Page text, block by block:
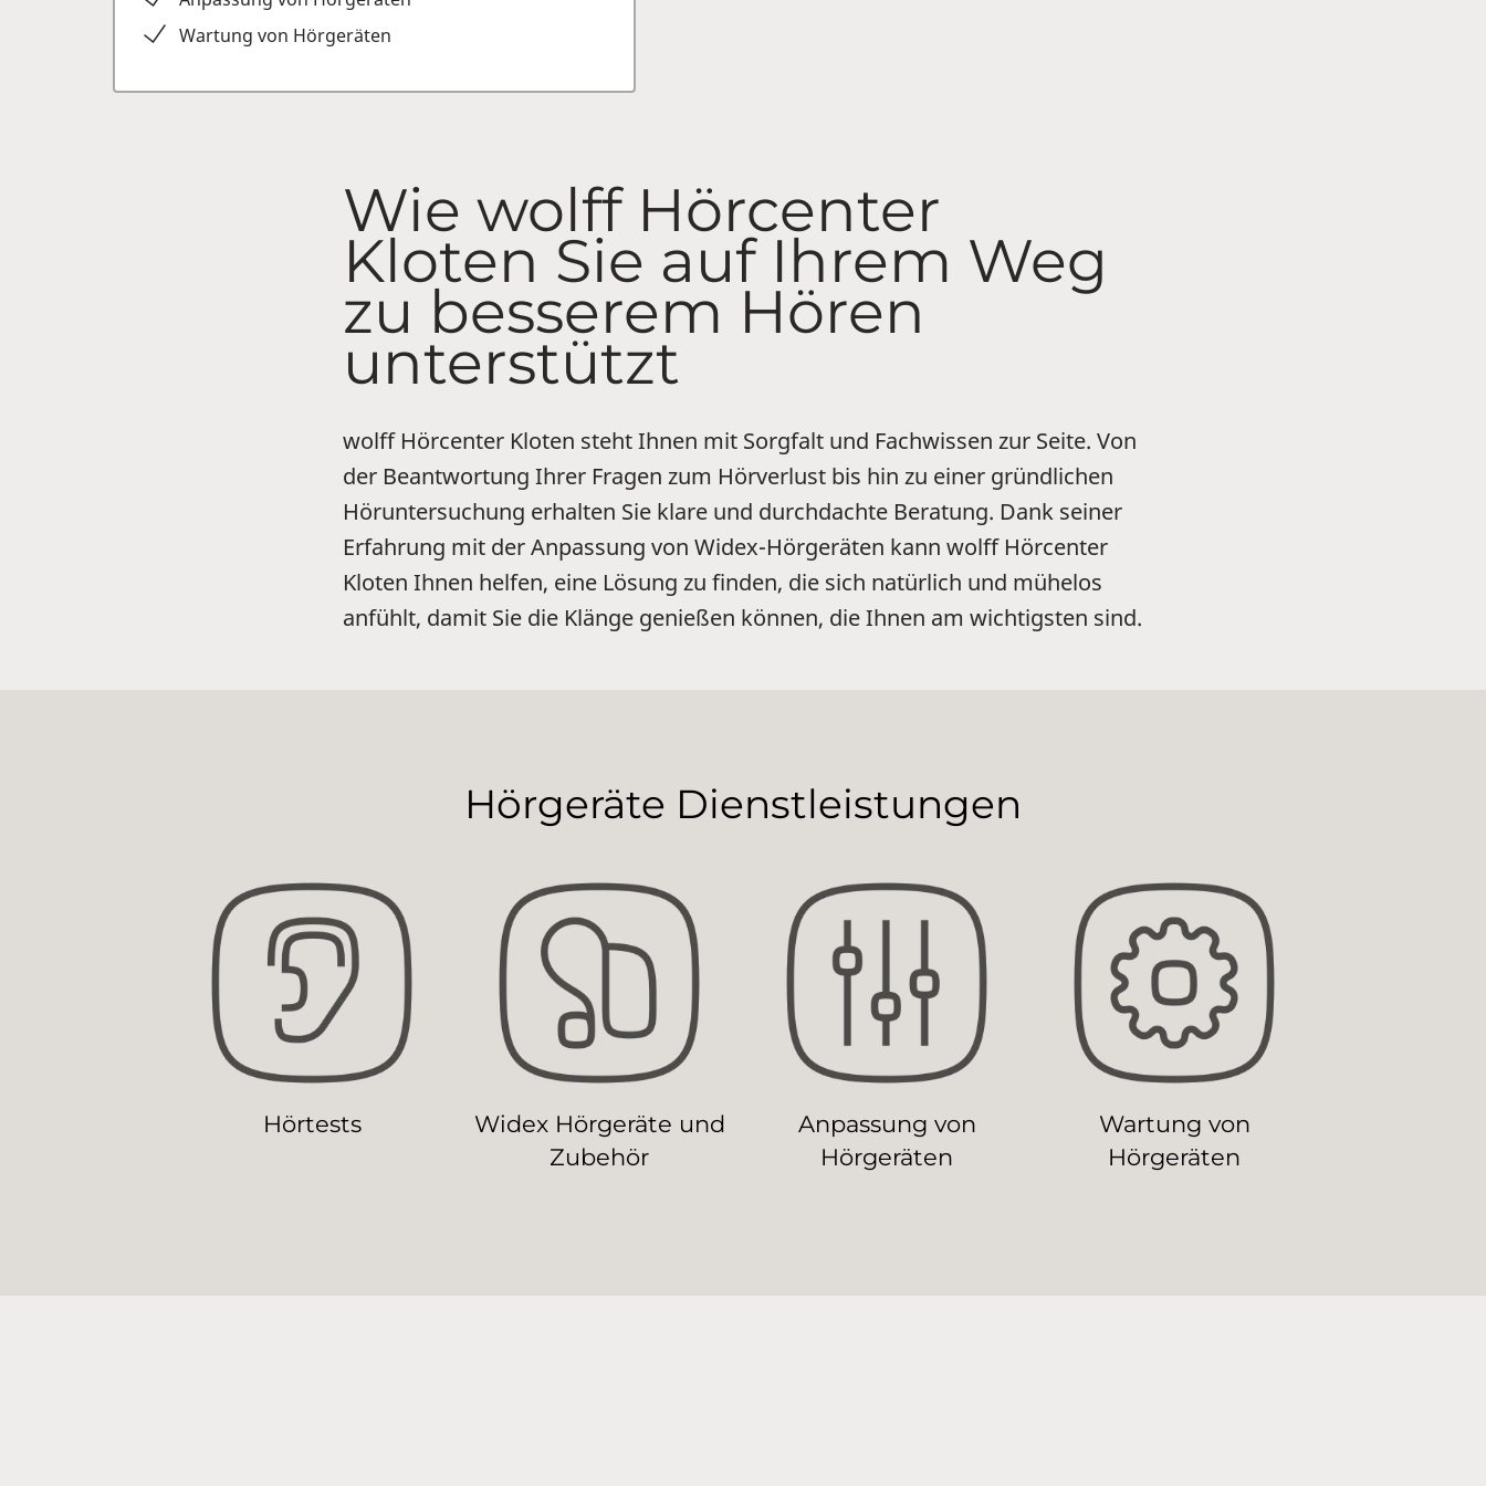
Wartung von Hörgeräten
Wie wolff Hörcenter
Kloten Sie auf Ihrem Weg
zu besserem Hören
unterstützt
wolff Hörcenter Kloten steht Ihnen mit Sorgfalt und Fachwissen zur Seite. Von
der Beantwortung Ihrer Fragen zum Hörverlust bis hin zu einer gründlichen
Höruntersuchung erhalten Sie klare und durchdachte Beratung. Dank seiner
Erfahrung mit der Anpassung von Widex-Hörgeräten kann wolff Hörcenter
Kloten Ihnen helfen, eine Lösung zu finden, die sich natürlich und mühelos
anfühlt, damit Sie die Klänge genießen können, die Ihnen am wichtigsten sind.
Hörgeräte Dienstleistungen
Hörtests
Widex Hörgeräte und
Zubehör
Anpassung von
Hörgeräten
Wartung von
Hörgeräten